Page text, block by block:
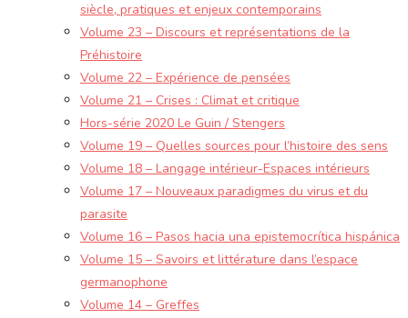
siècle, pratiques et enjeux contemporains
Volume 23 – Discours et représentations de la
Préhistoire
Volume 22 – Expérience de pensées
Volume 21 – Crises : Climat et critique
Hors-série 2020 Le Guin / Stengers
Volume 19 – Quelles sources pour l’histoire des sens
Volume 18 – Langage intérieur-Espaces intérieurs
Volume 17 – Nouveaux paradigmes du virus et du
parasite
Volume 16 – Pasos hacia una epistemocrítica hispánica
Volume 15 – Savoirs et littérature dans l’espace
germanophone
Volume 14 – Greffes